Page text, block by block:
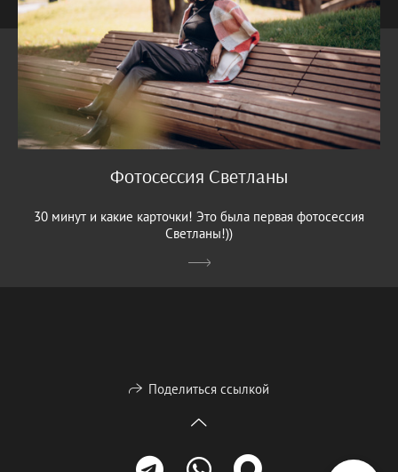
Фотосессия Светланы
30 минут и какие карточки! Это была первая фотосессия
Светланы!))
Поделиться ссылкой